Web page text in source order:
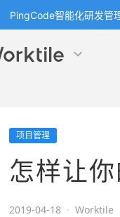
PingCode智能化研发管
方式管理企业任务
Worktile 旗下智能
Worktile 旗下智能
Worktile 的使用方法和技巧
Worktile 旗下智能
项目管理
怎样让
2019-04-18 · Worktile